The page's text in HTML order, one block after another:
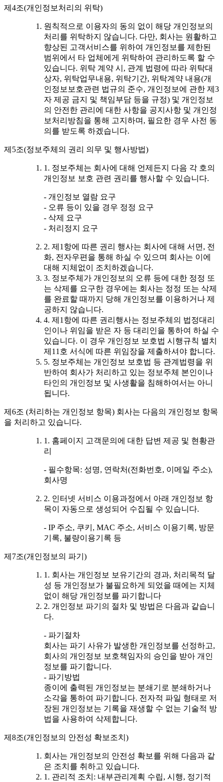
제4조(개인정보처리의 위탁)
원칙적으로 이용자의 동의 없이 해당 개인정보의
처리를 위탁하지 않습니다. 다만, 회사는 원활하고
향상된 고객서비스를 위하여 개인정보를 제한된
범위에서 타 업체에게 위탁하여 관리하도록 할 수
있습니다. 위탁 계약 시, 관계 법령에 따라 위탁대
상자, 위탁업무내용, 위탁기간, 위탁계약 내용(개
인정보보호관련 법규의 준수, 개인정보에 관한 제3
자 제공 금지 및 책임부담 등을 규정) 및 개인정보
의 안전한 관리에 대한 사항을 공지사항 및 개인정
보처리방침을 통해 고지하며, 필요한 경우 사전 동
의를 받도록 하겠습니다.
제5조(정보주체의 권리 의무 및 행사방법)
1. 정보주체는 회사에 대해 언제든지 다음 각 호의
개인정보 보호 관련 권리를 행사할 수 있습니다.
- 개인정보 열람 요구
- 오류 등이 있을 경우 정정 요구
- 삭제 요구
- 처리정지 요구
2. 제1항에 따른 권리 행사는 회사에 대해 서면, 전
화, 전자우편을 통해 하실 수 있으며 회사는 이에
대해 지체없이 조치하겠습니다.
3. 정보주체가 개인정보의 오류 등에 대한 정정 또
는 삭제를 요구한 경우에는 회사는 정정 또는 삭제
를 완료할 때까지 당해 개인정보를 이용하거나 제
공하지 않습니다.
4. 제1항에 따른 권리행사는 정보주체의 법정대리
인이나 위임을 받은 자 등 대리인을 통하여 하실 수
있습니다. 이 경우 개인정보 보호법 시행규칙 별치
제11호 서식에 따른 위임장을 제출하셔야 합니다.
5. 정보주체는 개인정보 보호법 등 관계법령을 위
반하여 회사가 처리하고 있는 정보주체 본인이나
타인의 개인정보 및 사생활을 침해하여서는 아니
됩니다.
제6조 (처리하는 개인정보 항목) 회사는 다음의 개인정보 항목
을 처리하고 있습니다.
1. 홈페이지 고객문의에 대한 답변 제공 및 현황관
리
- 필수항목: 성명, 연락처(전화번호, 이메일 주소),
회사명
2. 인터넷 서비스 이용과정에서 아래 개인정보 항
목이 자동으로 생성되어 수집될 수 있습니다.
- IP 주소, 쿠키, MAC 주소, 서비스 이용기록, 방문
기록, 불량이용기록 등
제7조(개인정보의 파기)
1. 회사는 개인정보 보유기간의 경과, 처리목적 달
성 등 개인정보가 불필요하게 되었을 때에는 지체
없이 해당 개인정보를 파기합니다
2. 개인정보 파기의 절차 및 방법은 다음과 같습니
다.
- 파기절차
회사는 파기 사유가 발생한 개인정보를 선정하고,
회사의 개인정보 보호책임자의 승인을 받아 개인
정보를 파기합니다.
- 파기방법
종이에 출력된 개인정보는 분쇄기로 분쇄하거나
소각을 통하여 파기합니다. 전자적 파일 형태로 저
장된 개인정보는 기록을 재생할 수 없는 기술적 방
법을 사용하여 삭제합니다.
제8조(개인정보의 안전성 확보조치)
회사는 개인정보의 안전성 확보를 위해 다음과 같
은 조치를 취하고 있습니다.
1. 관리적 조치: 내부관리계획 수립, 시행, 정기적